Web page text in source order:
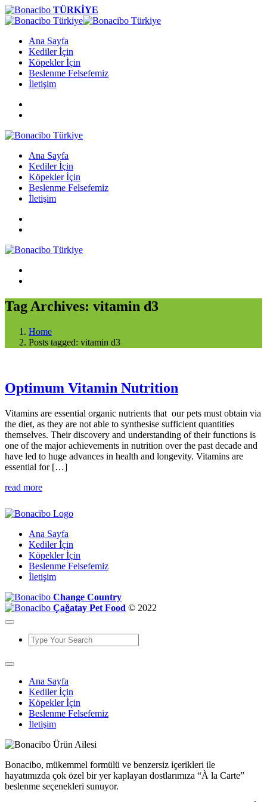
TÜRKİYE
Ana Sayfa
Kediler İçin
Köpekler İçin
Beslenme Felsefemiz
İletişim
Ana Sayfa
Kediler İçin
Köpekler İçin
Beslenme Felsefemiz
İletişim
Tag Archives: vitamin d3
Home
Posts tagged: vitamin d3
Optimum Vitamin Nutrition
Vitamins are essential organic nutrients that our pets must obtain via
the diet, as they are not able to synthesise sufficient quantities
themselves. Their discovery and understanding of their functions is
one of the major achievements in nutrition over the past decade and
have led to huge advances in health and longevity. Vitamins are
essential for […]
read more
Ana Sayfa
Kediler İçin
Köpekler İçin
Beslenme Felsefemiz
İletişim
Change Country
Çağatay Pet Food © 2022
Ana Sayfa
Kediler İçin
Köpekler İçin
Beslenme Felsefemiz
İletişim
Bonacibo, mükemmel formülü ve benzersiz içerikleri ile
hayatımızda çok özel bir yer kaplayan dostlarımıza “À la Carte”
beslenme seçenekleri sunuyor.